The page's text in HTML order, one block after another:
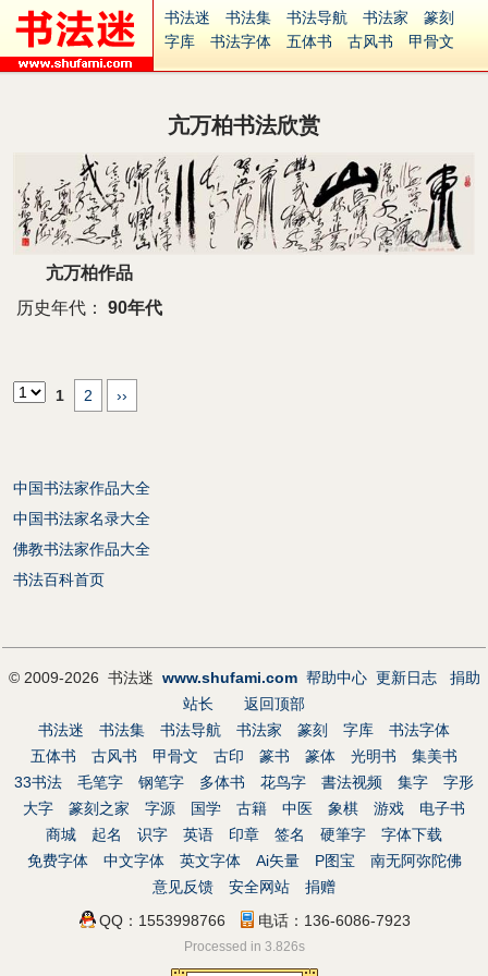
书法迷 书法集 书法导航 书法家
篆刻
字库
书法字体 五体书 古风书
甲骨文
集字
字形 大字 篆刻之家
古籍
中医 象棋 游戏
起名
识字 英语 印章 签名
硬筆字
字体下载
免费字体 中文字体
英文字体
Ai矢量
P图宝 南无阿弥陀佛
意见反馈
安全网站
捐赠 繁體版
亢万柏书法欣赏
亢万柏作品
历史年代：
90年代
1 2 ››
中国书法家作品大全
中国书法家名录大全
佛教书法家作品大全
书法百科首页
© 2009-2026 书法迷 www.shufami.com 帮助中心 更新日志
捐助
站长
返回顶部
书法迷
书法集 书法导航 书法家 篆刻 字库
书法字体
五体书
古风书 甲骨文 古印 篆书 篆体 光明书
集美书
33书法
毛笔字 钢笔字 多体书 花鸟字 書法视频 集字
字形
大字
篆刻之家 字源 国学 古籍 中医 象棋 游戏
电子书
商城
起名 识字 英语 印章 签名 硬筆字
字体下载
免费字体
中文字体 英文字体 Ai矢量 P图宝
南无阿弥陀佛
意见反馈
安全网站
捐赠
QQ：1553998766
电话：136-6086-7923
Processed in 3.826s